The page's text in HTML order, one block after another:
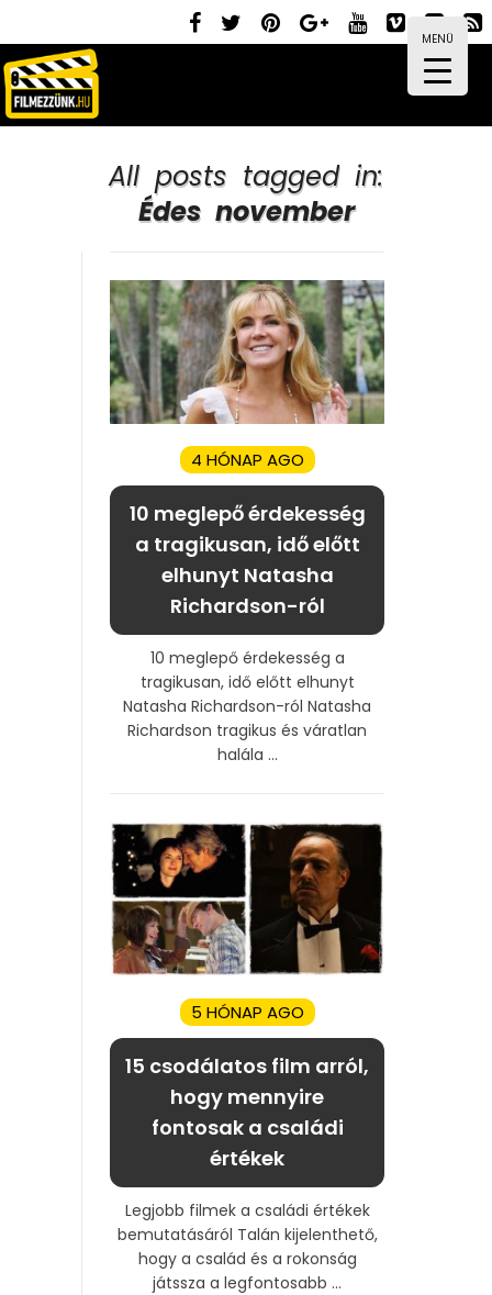
MENÜ
All posts tagged in:
Édes november
4 HÓNAP AGO
10 meglepő érdekesség
a tragikusan, idő előtt
elhunyt Natasha
Richardson-ról
10 meglepő érdekesség a
tragikusan, idő előtt elhunyt
Natasha Richardson-ról Natasha
Richardson tragikus és váratlan
halála ...
5 HÓNAP AGO
15 csodálatos film arról,
hogy mennyire
fontosak a családi
értékek
Legjobb filmek a családi értékek
bemutatásáról Talán kijelenthető,
hogy a család és a rokonság
játssza a legfontosabb ...